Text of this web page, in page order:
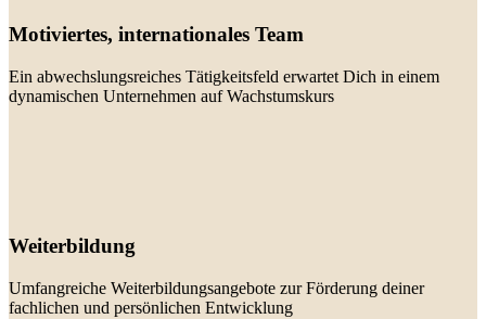
Motiviertes, internationales Team
Ein abwechslungsreiches Tätigkeitsfeld erwartet Dich in einem
dynamischen Unternehmen auf Wachstumskurs
Weiterbildung
Umfangreiche Weiterbildungsangebote zur Förderung deiner
fachlichen und persönlichen Entwicklung